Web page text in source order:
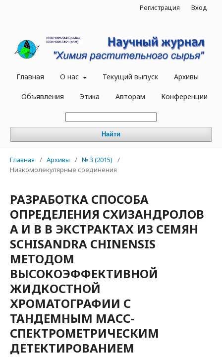
Главная О нас Текущий выпуск Архивы
Объявления Этика Авторам Конференции
Найти
Регистрация Вход
Главная / Архивы / № 3 (2015)
/
Низкомолекулярные соединения
РАЗРАБОТКА СПОСОБА
ОПРЕДЕЛЕНИЯ СХИЗАНДРОЛОВ
A И B В ЭКСТРАКТАХ ИЗ СЕМЯН
SCHISANDRA CHINENSIS
МЕТОДОМ
ВЫСОКОЭФФЕКТИВНОЙ
ЖИДКОСТНОЙ
ХРОМАТОГРАФИИ С
ТАНДЕМНЫМ МАСС-
СПЕКТРОМЕТРИЧЕСКИМ
ДЕТЕКТИРОВАНИЕМ